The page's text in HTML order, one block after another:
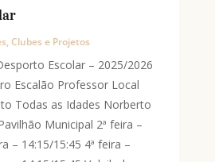
,Clubes e Projetos
Escolar – 2025/2026
Escalão Professor Local
Todas as Idades Norberto
Municipal 2ª feira –
– 14:15/15:45 4ª feira –